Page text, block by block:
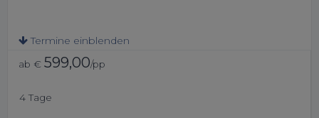
Termine einblenden
ab € 599,00/pp
4 Tage